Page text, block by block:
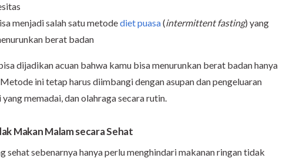
menjadi salah satu metodediet puasa(intermittent fasting) yang
berat badan
dijadikan acuan bahwa kamu bisa menurunkan berat badan hanya
ini tetap harus diimbangi dengan asupan dan pengeluaran
memadai, dan olahraga secara rutin.
Makan Malam secara Sehat
sehat sebenarnya hanya perlu menghindari makanan ringan tidak